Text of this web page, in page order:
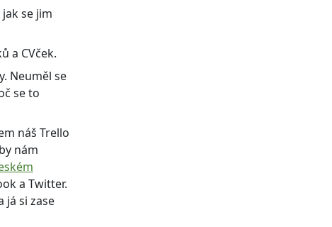
se jim
a CVček.
Neuměl se
se to
náš Trello
nám
a Twitter.
já si zase